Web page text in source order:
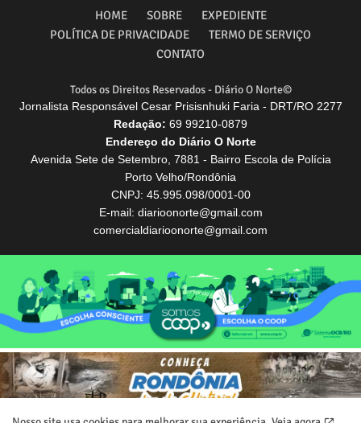
Todos os Direitos Reservados - Diário O Norte©
Jornalista Responsável Cesar Prisisnhuki Faria - DRT/RO 2277
Redação: 69 99210-0879
Endereço do Diário O Norte
Avenida Sete de Setembro, 7881 - Bairro Escola de Polícia
Porto Velho/Rondônia
CNPJ: 45.995.098/0001-00
E-mail: diarioonorte@gmail.com
comercialdiarioonorte@gmail.com
HOME SOBRE
EXPEDIENTE
POLÍTICA DE PRIVACIDADE
TERMO DE SERVIÇO
CONTATO